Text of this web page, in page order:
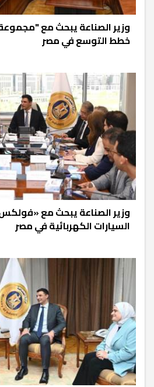
وزير الصناعة يبحث مع
خطط التوسع في مصر
وزير الصناعة يبحث مع
السيارات الكهربائية في مصر